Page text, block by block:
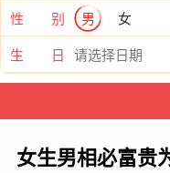
性 别
男
女
生 日
女生男相必富贵